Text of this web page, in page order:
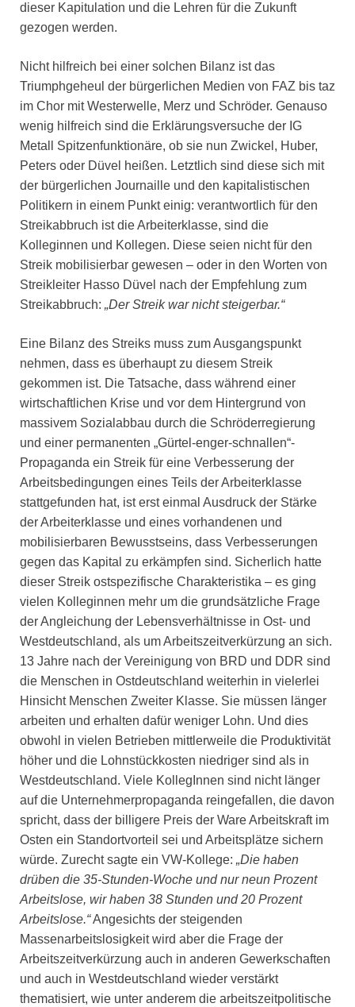
dieser Kapitulation und die Lehren für die Zukunft
gezogen werden.
Nicht hilfreich bei einer solchen Bilanz ist das
Triumphgeheul der bürgerlichen Medien von FAZ bis taz
im Chor mit Westerwelle, Merz und Schröder. Genauso
wenig hilfreich sind die Erklärungsversuche der IG
Metall Spitzenfunktionäre, ob sie nun Zwickel, Huber,
Peters oder Düvel heißen. Letztlich sind diese sich mit
der bürgerlichen Journaille und den kapitalistischen
Politikern in einem Punkt einig: verantwortlich für den
Streikabbruch ist die Arbeiterklasse, sind die
Kolleginnen und Kollegen. Diese seien nicht für den
Streik mobilisierbar gewesen – oder in den Worten von
Streikleiter Hasso Düvel nach der Empfehlung zum
Streikabbruch: „Der Streik war nicht steigerbar.“
Eine Bilanz des Streiks muss zum Ausgangspunkt
nehmen, dass es überhaupt zu diesem Streik
gekommen ist. Die Tatsache, dass während einer
wirtschaftlichen Krise und vor dem Hintergrund von
massivem Sozialabbau durch die Schröderregierung
und einer permanenten „Gürtel-enger-schnallen“-
Propaganda ein Streik für eine Verbesserung der
Arbeitsbedingungen eines Teils der Arbeiterklasse
stattgefunden hat, ist erst einmal Ausdruck der Stärke
der Arbeiterklasse und eines vorhandenen und
mobilisierbaren Bewusstseins, dass Verbesserungen
gegen das Kapital zu erkämpfen sind. Sicherlich hatte
dieser Streik ostspezifische Charakteristika – es ging
vielen Kolleginnen mehr um die grundsätzliche Frage
der Angleichung der Lebensverhältnisse in Ost- und
Westdeutschland, als um Arbeitszeitverkürzung an sich.
13 Jahre nach der Vereinigung von BRD und DDR sind
die Menschen in Ostdeutschland weiterhin in vielerlei
Hinsicht Menschen Zweiter Klasse. Sie müssen länger
arbeiten und erhalten dafür weniger Lohn. Und dies
obwohl in vielen Betrieben mittlerweile die Produktivität
höher und die Lohnstückkosten niedriger sind als in
Westdeutschland. Viele KollegInnen sind nicht länger
auf die Unternehmerpropaganda reingefallen, die davon
spricht, dass der billigere Preis der Ware Arbeitskraft im
Osten ein Standortvorteil sei und Arbeitsplätze sichern
würde. Zurecht sagte ein VW-Kollege: „Die haben
drüben die 35-Stunden-Woche und nur neun Prozent
Arbeitslose, wir haben 38 Stunden und 20 Prozent
Arbeitslose.“Angesichts der steigenden
Massenarbeitslosigkeit wird aber die Frage der
Arbeitszeitverkürzung auch in anderen Gewerkschaften
und auch in Westdeutschland wieder verstärkt
thematisiert, wie unter anderem die arbeitszeitpolitische